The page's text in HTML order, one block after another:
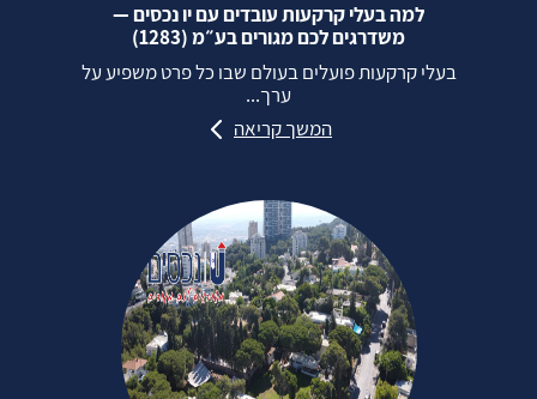
למה בעלי קרקעות עובדים עם יו נכסים —
משדרגים לכם מגורים בע״מ (1283)
בעלי קרקעות פועלים בעולם שבו כל פרט משפיע על
ערך...
המשך קריאה